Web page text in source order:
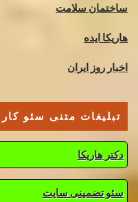
ساختمان سلامت
هاریکا ایده
اخبار روز ایران
تبلیغات متنی سئو
دکتر هاریکا
سئو تضمینی سایت